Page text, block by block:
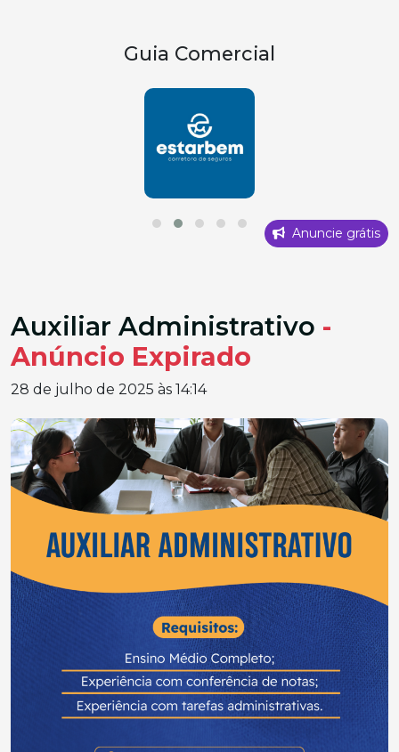
Guia Comercial
Anuncie grátis
Auxiliar Administrativo -
Anúncio Expirado
28 de julho de 2025 às 14:14